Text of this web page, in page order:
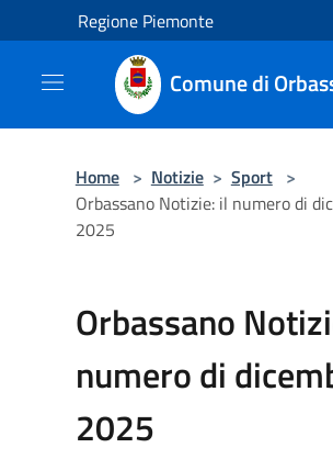
Salta al contenuto principale
Regione Piemonte
Comune di
Home > Notizie > Sport >
Orbassano Notizie: il numero di
2025
Orbassano
numero di
2025